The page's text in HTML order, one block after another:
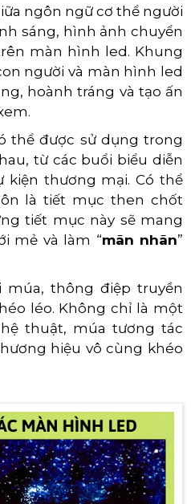
ngôn ngữ cơ thể người
sáng, hình ảnh chuyển
màn hình led. Khung
người và màn hình led
hoành tráng và tạo ấn
thể được sử dụng trong
từ các buổi biểu diễn
kiện thương mại. Có thể
là tiết mục then chốt
tiết mục này sẽ mang
mẻ và làm “mãn nhãn”
múa, thông điệp truyền
léo. Không chỉ là một
thuật, múa tương tác
hiệu vô cùng khéo